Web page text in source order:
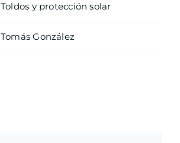
Toldos y protección solar
Tomás González